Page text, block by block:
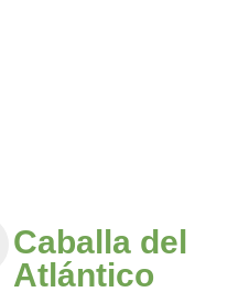
Caballa del
Atlántico